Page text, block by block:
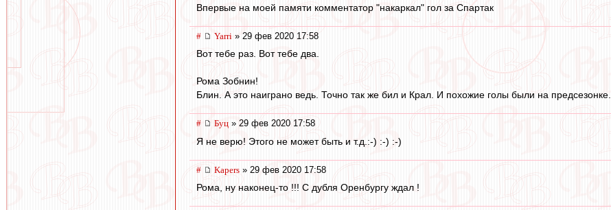
Впервые на моей памяти комментатор "накаркал" гол за Спартак
# Yarri » 29 фев 2020 17:58
Вот тебе раз. Вот тебе два.
Рома Зобнин!
Блин. А это наиграно ведь. Точно так же бил и Крал. И похожие голы были на предсезонке.
# Буц » 29 фев 2020 17:58
Я не верю! Этого не может быть и т.д.:-) :-) :-)
# Kapers » 29 фев 2020 17:58
Рома, ну наконец-то !!! С дубля Оренбургу ждал !